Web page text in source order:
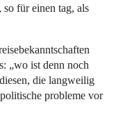
für einen tag, als
„wo ist denn noch
die langweilig
probleme vor